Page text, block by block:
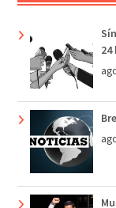
24